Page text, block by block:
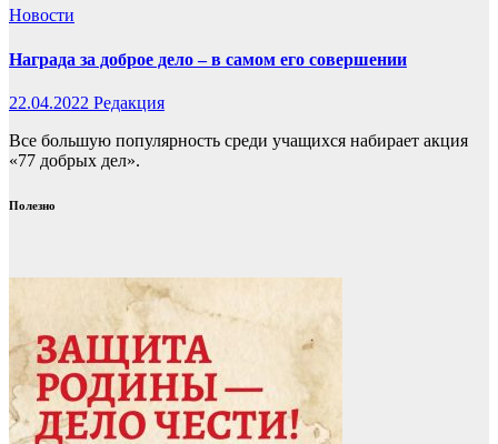
Новости
Награда за доброе дело – в самом его совершении
22.04.2022 Редакция
Все большую популярность среди учащихся набирает акция
«77 добрых дел».
Полезно